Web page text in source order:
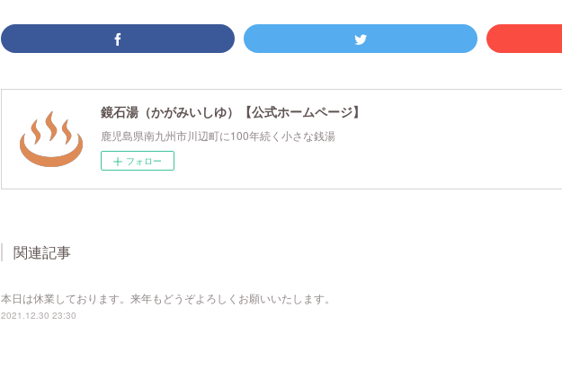
鏡石湯（かがみいしゆ）【公式ホームページ】
鹿児島県南九州市川辺町に100年続く小さな銭湯
フォロー
関連記事
本日は休業しております。来年もどうぞよろしくお願いいたします。
2021.12.30 23:30